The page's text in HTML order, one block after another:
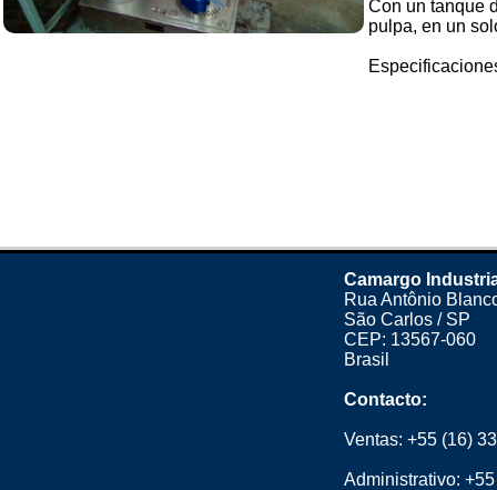
Con un tanque
pulpa, en un
Camargo
Rua Antônio
São Carlos / SP
CEP: 13567-060
Brasil
Contacto:
Ventas: +55 (16)
Administrativo: